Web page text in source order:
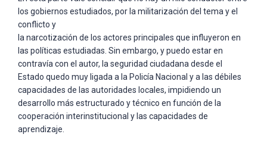
los gobiernos estudiados, por la militarización del tema y el
conflicto y
la narcotización de los actores principales que influyeron en
las políticas estudiadas. Sin embargo, y puedo estar en
contravía con el autor, la seguridad ciudadana desde el
Estado quedo muy ligada a la Policía Nacional y a las débiles
capacidades de las autoridades locales, impidiendo un
desarrollo más estructurado y técnico en función de la
cooperación interinstitucional y las capacidades de
aprendizaje.